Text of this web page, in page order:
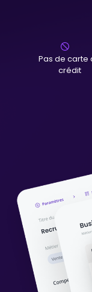
Pas de carte
crédit